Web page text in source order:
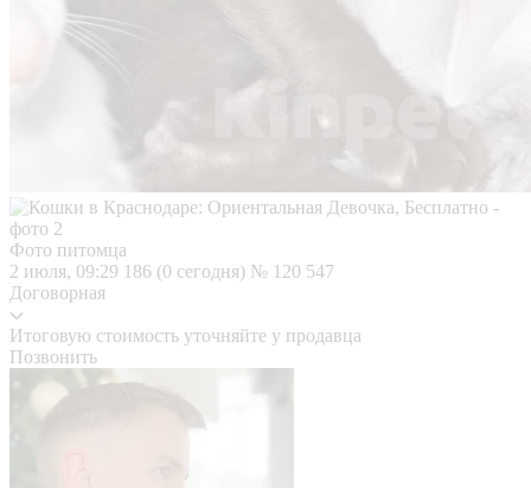
Фото питомца
2 июля, 09:29 186 (0 сегодня) № 120 547
Договорная
Итоговую стоимость уточняйте у продавца
Позвонить